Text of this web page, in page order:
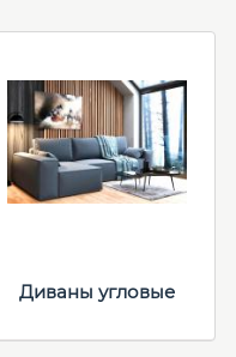
Диваны угловые